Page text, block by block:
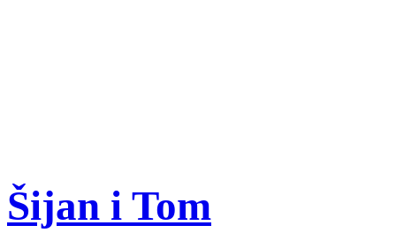
Šijan i Tom